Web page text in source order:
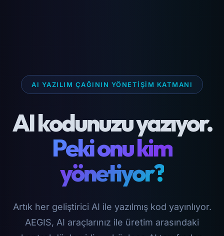
AI YAZILIM ÇAĞININ YÖNETIŞIM KATMANI
AI kodunuzu yazıyor.
Peki onu kim
yönetiyor?
Artık her geliştirici AI ile yazılmış kod yayınlıyor.
AEGIS, AI araçlarınız ile üretim arasındaki